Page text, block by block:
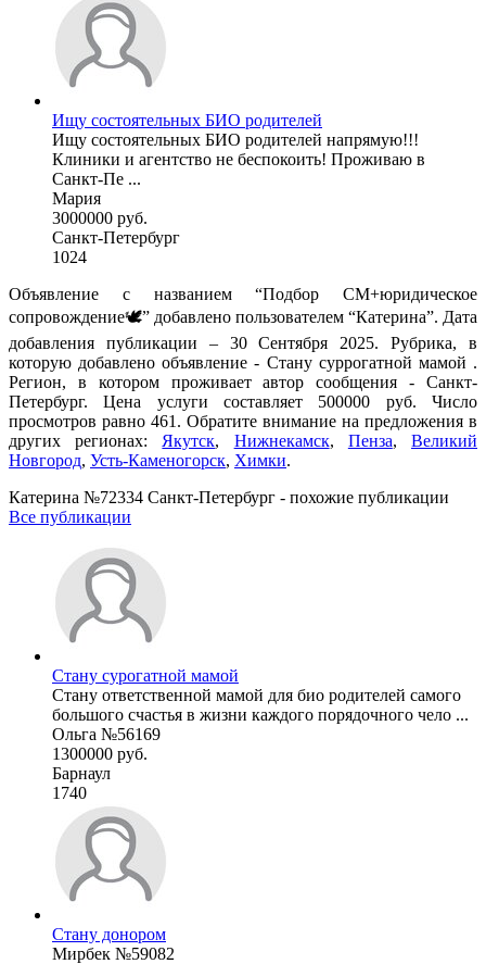
Ищу состоятельных БИО родителей
Ищу состоятельных БИО родителей напрямую!!!
Клиники и агентство не беспокоить! Проживаю в
Санкт-Пе ...
Мария
3000000 руб.
Санкт-Петербург
1024
Объявление с названием “Подбор СМ+юридическое
сопровождение🕊️” добавлено пользователем “Катерина”. Дата
добавления публикации – 30 Сентября 2025. Рубрика, в
которую добавлено объявление - Cтану суррогатной мамой .
Регион, в котором проживает автор сообщения - Санкт-
Петербург. Цена услуги составляет 500000 руб. Число
просмотров равно 461. Обратите внимание на предложения в
других регионах: Якутск, Нижнекамск, Пенза,Великий
Новгород, Усть-Каменогорск, Химки.
Катерина №72334 Санкт-Петербург - похожие публикации
Все публикации
Стану сурогатной мамой
Стану ответственной мамой для био родителей самого
большого счастья в жизни каждого порядочного чело ...
Ольга №56169
1300000 руб.
Барнаул
1740
Стану донором
Мирбек №59082